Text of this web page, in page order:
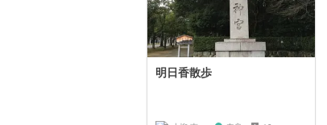
明日香散歩